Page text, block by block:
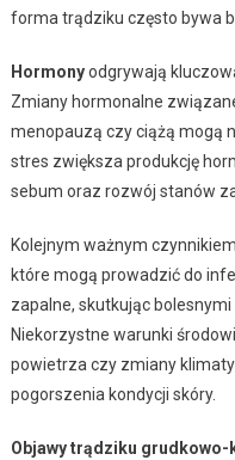
forma trądziku często bywa
Hormonyodgrywają
Zmiany hormonalne
menopauzą czy ciążą mogą
stres zwiększa produkcję
sebum oraz rozwój stanów
Kolejnym ważnym
które mogą prowadzić do
zapalne, skutkując
Niekorzystne warunki
powietrza czy zmiany
pogorszenia kondycji skóry.
Objawy trądziku